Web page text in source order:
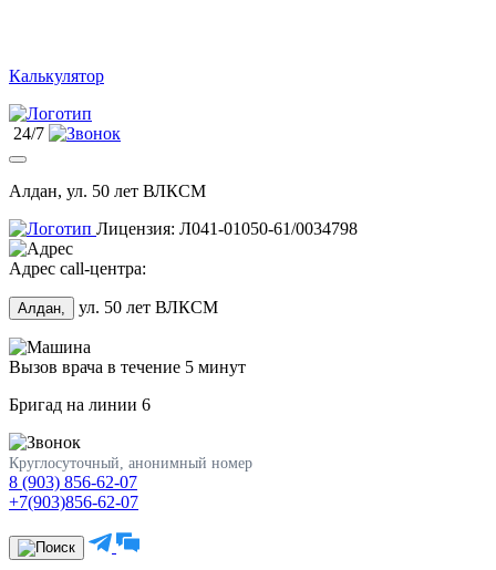
Калькулятор
24/7
Алдан, ул. 50 лет ВЛКСМ
Лицензия: Л041-01050-61/0034798
Адрес call-центра:
Алдан, ул. 50 лет ВЛКСМ
Вызов врача в течение 5 минут
Бригад на линии 6
Круглосуточный, анонимный номер
8 (903) 856-62-07
+7(903)856-62-07